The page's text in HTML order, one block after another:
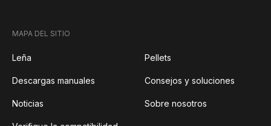
MAPA DEL SITIO
Leña Pellets
Descargas manuales Consejos y soluciones
Noticias Sobre nosotros